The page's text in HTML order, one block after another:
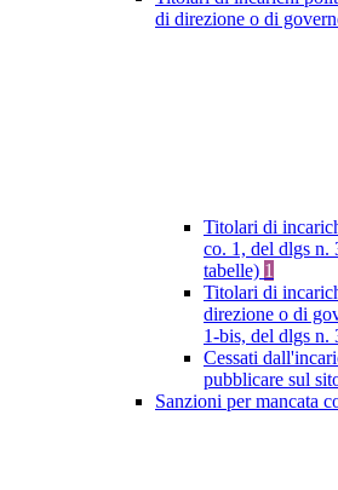
di direzione o di
Titolari di
co. 1, del dlgs n.
tabelle) 1
Titolari di
direzione o di
1-bis, del dlgs n.
Cessati
pubblicare sul
Sanzioni per mancata